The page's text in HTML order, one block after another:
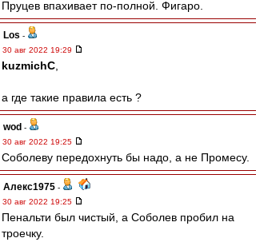
Пруцев впахивает по-полной. Фигаро.
Los -
30 авг 2022 19:29
kuzmichC
а где такие правила есть ?
wod -
30 авг 2022 19:25
Соболеву передохнуть бы надо, а не Промесу.
Алекс1975 -
30 авг 2022 19:25
Пенальти был чистый, а Соболев пробил на
троечку.